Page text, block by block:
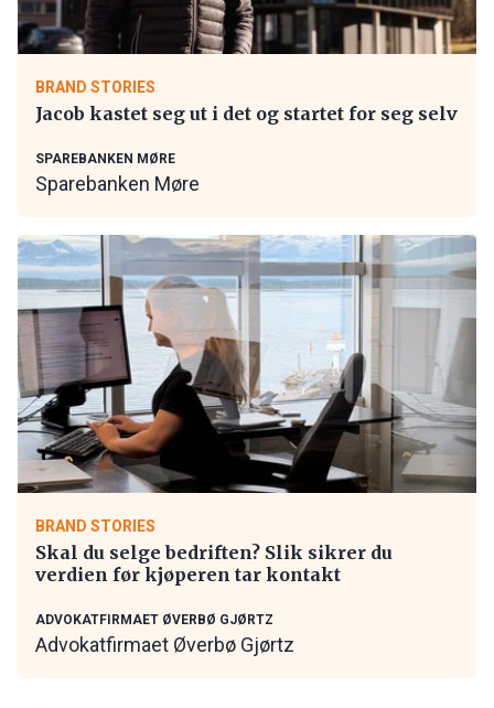
BRAND STORIES
Jacob kastet seg ut i det og startet for seg selv
SPAREBANKEN MØRE
Sparebanken Møre
BRAND STORIES
Skal du selge bedriften? Slik sikrer du
verdien før kjøperen tar kontakt
ADVOKATFIRMAET ØVERBØ GJØRTZ
Advokatfirmaet Øverbø Gjørtz